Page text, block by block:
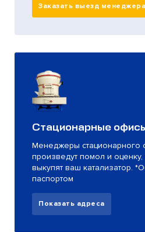
Заказать выезд менеджера
Стационарные
Менеджеры стационарного
произведут помол и
выкупят ваш катализатор.
паспортом
Показать адреса